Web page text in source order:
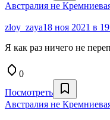
Австралия не
zloy_zaya18 ноя 2021 в
Я как раз ничего не
0
Посмотреть
Австралия не